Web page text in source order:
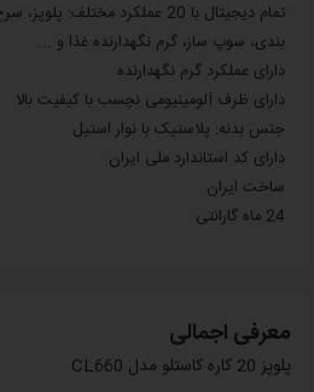
تمام دیجیتال با 20 عملکرد
بندی، سوپ ساز، گرم نگهدارنده غذا و ...
دارای عملکرد گرم نگهدارنده
دارای ظرف آلومینیومی نچسب با کیفیت بالا
جنس بدنه: پلاستیک با نوار استیل
دارای کد استاندارد ملی ایران
ساخت ایران
24 ماه گارانتی
معرفی اجمالی
پلوپز 20 کاره کاستلو مدل CL660